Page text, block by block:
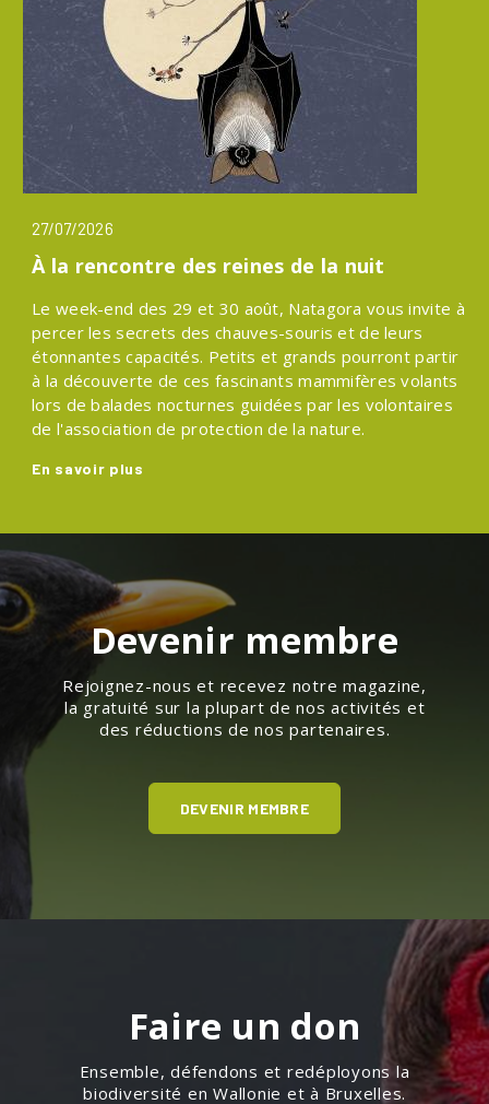
27/07/2026
À la rencontre des reines de la nuit
Le week-end des 29 et 30 août, Natagora vous invite à
percer les secrets des chauves-souris et de leurs
étonnantes capacités. Petits et grands pourront partir
à la découverte de ces fascinants mammifères volants
lors de balades nocturnes guidées par les volontaires
de l'association de protection de la nature.
En savoir plus
Devenir membre
Rejoignez-nous et recevez notre magazine,
la gratuité sur la plupart de nos activités et
des réductions de nos partenaires.
DEVENIR MEMBRE
Faire un don
Ensemble, défendons et redéployons la
biodiversité en Wallonie et à Bruxelles.